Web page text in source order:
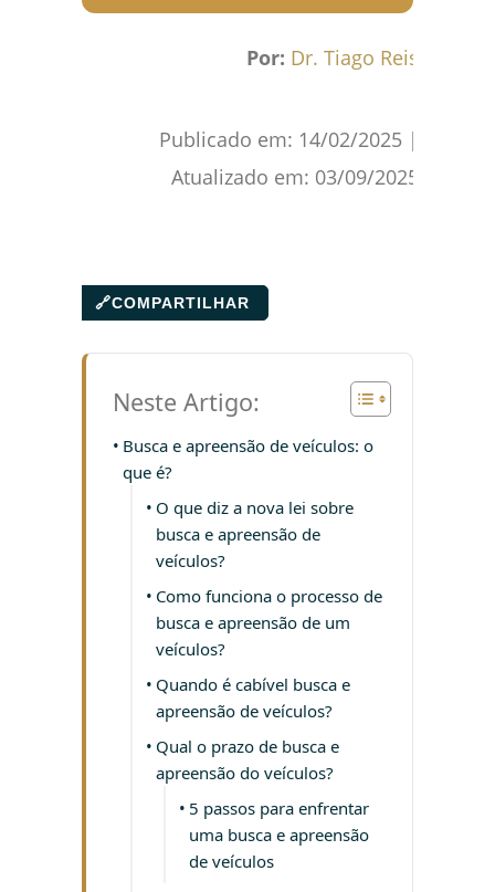
Por: Dr. Tiago Reis
Publicado em: 14/02/2025 |
Atualizado em: 03/09/2025
🔗COMPARTILHAR
Neste Artigo:
Busca e apreensão de veículos: o
que é?
O que diz a nova lei sobre
busca e apreensão de
veículos?
Como funciona o processo de
busca e apreensão de um
veículos?
Quando é cabível busca e
apreensão de veículos?
Qual o prazo de busca e
apreensão do veículos?
5 passos para enfrentar
uma busca e apreensão
de veículos